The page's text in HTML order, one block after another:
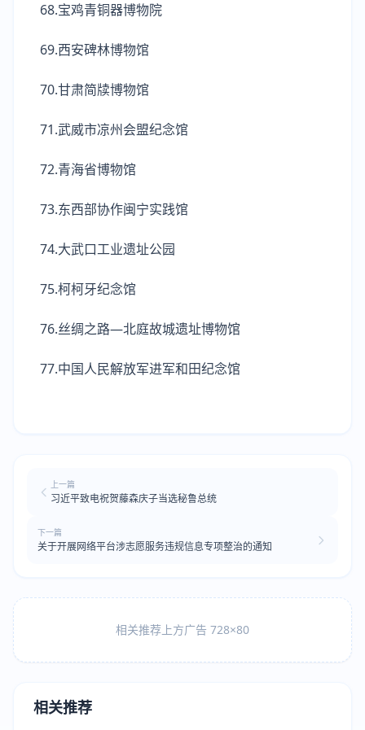
68.宝鸡青铜器博物院
69.西安碑林博物馆
70.甘肃简牍博物馆
71.武威市凉州会盟纪念馆
72.青海省博物馆
73.东西部协作闽宁实践馆
74.大武口工业遗址公园
75.柯柯牙纪念馆
76.丝绸之路—北庭故城遗址博物馆
77.中国人民解放军进军和田纪念馆
上一篇
习近平致电祝贺藤森庆子当选秘鲁总统
下一篇
关于开展网络平台涉志愿服务违规信息专项整治的通知
相关推荐上方广告 728×80
相关推荐